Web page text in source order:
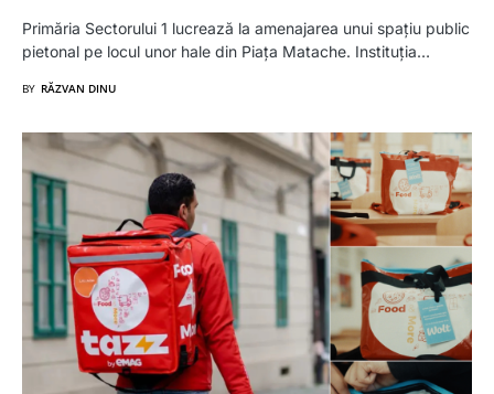
Primăria Sectorului 1 lucrează la amenajarea unui spațiu public
pietonal pe locul unor hale din Piața Matache. Instituția…
BY RĂZVAN DINU